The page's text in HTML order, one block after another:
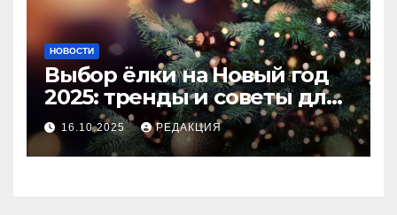
НОВОСТИ
Выбор ёлки на Новый год
2025: тренды и советы для
идеального праздника
16.10.2025 РЕДАКЦИЯ